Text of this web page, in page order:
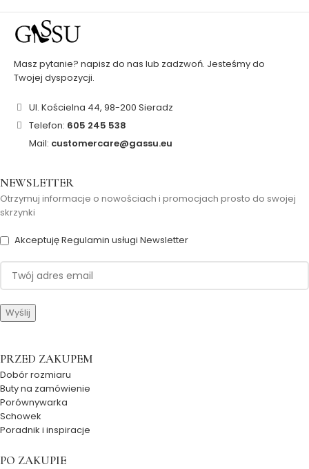
Masz pytanie? napisz do nas lub zadzwoń. Jesteśmy do
Twojej dyspozycji.
Ul. Kościelna 44, 98-200 Sieradz
Telefon: 605 245 538
Mail: customercare@gassu.eu
NEWSLETTER
Otrzymuj informacje o nowościach i promocjach prosto do swojej
skrzynki
Akceptuję Regulamin usługi Newsletter
PRZED ZAKUPEM
Dobór rozmiaru
Buty na zamówienie
Porównywarka
Schowek
Poradnik i inspiracje
PO ZAKUPIE